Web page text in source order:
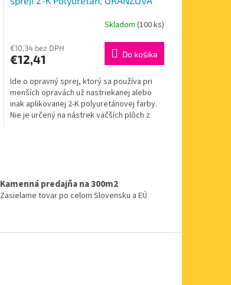
Skladom (100 ks)
€10,34 bez DPH
€12,41 Do košíka
Ide o opravný sprej, ktorý sa používa pri
menších opravách už nastriekanej alebo
inak aplikovanej 2-K polyuretánovej farby.
Nie je určený na nástrek väčších plôch z
Kamenná predajňa na 300m2
Zasielame tovar po celom Slovensku a EÚ